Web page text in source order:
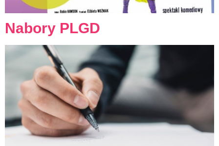
Nabory PLGD